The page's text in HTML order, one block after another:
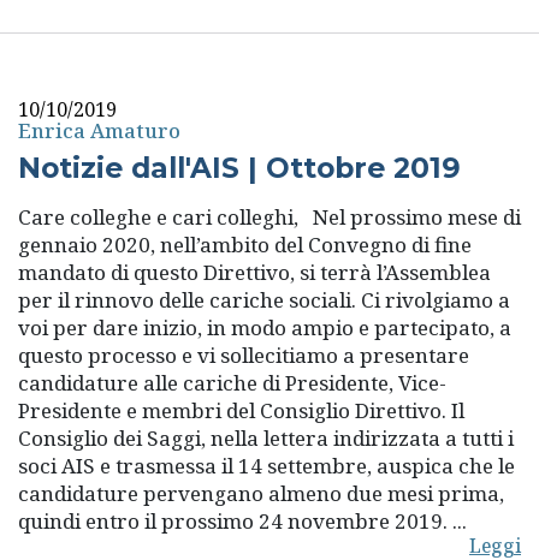
10/10/2019
Enrica Amaturo
Notizie dall'AIS | Ottobre 2019
Care colleghe e cari colleghi, Nel prossimo mese di
gennaio 2020, nell’ambito del Convegno di fine
mandato di questo Direttivo, si terrà l’Assemblea
per il rinnovo delle cariche sociali. Ci rivolgiamo a
voi per dare inizio, in modo ampio e partecipato, a
questo processo e vi sollecitiamo a presentare
candidature alle cariche di Presidente, Vice-
Presidente e membri del Consiglio Direttivo. Il
Consiglio dei Saggi, nella lettera indirizzata a tutti i
soci AIS e trasmessa il 14 settembre, auspica che le
candidature pervengano almeno due mesi prima,
quindi entro il prossimo 24 novembre 2019. ...
Leggi